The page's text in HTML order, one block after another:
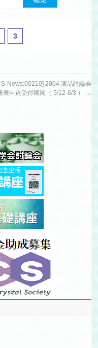
3
News:00210] 2004 液晶討論会
表申込受付期間（ 5/12-6/3 ）
→